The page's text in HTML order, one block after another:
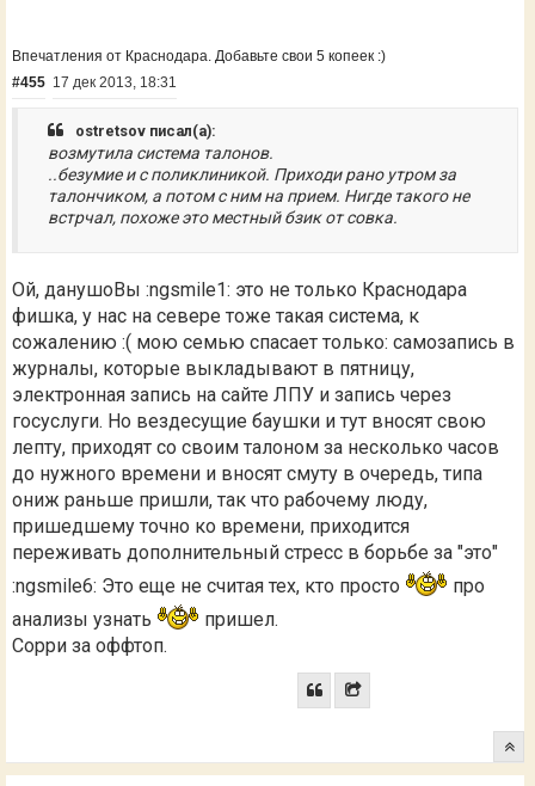
Впечатления от Краснодара. Добавьте свои 5 копеек :)
#455 17 дек 2013, 18:31
ostretsov писал(а):
возмутила система талонов.
..безумие и с поликлиникой. Приходи рано утром за
талончиком, а потом с ним на прием. Нигде такого не
встрчал, похоже это местный бзик от совка.
Ой, данушоВы :ngsmile1: это не только Краснодара
фишка, у нас на севере тоже такая система, к
сожалению :( мою семью спасает только: самозапись в
журналы, которые выкладывают в пятницу,
электронная запись на сайте ЛПУ и запись через
госуслуги. Но вездесущие баушки и тут вносят свою
лепту, приходят со своим талоном за несколько часов
до нужного времени и вносят смуту в очередь, типа
ониж раньше пришли, так что рабочему люду,
пришедшему точно ко времени, приходится
переживать дополнительный стресс в борьбе за "это"
:ngsmile6: Это еще не считая тех, кто просто
про
анализы узнать
пришел.
Сорри за оффтоп.